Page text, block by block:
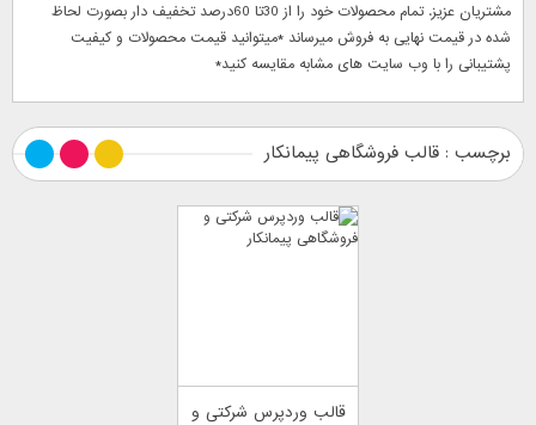
مشتریان عزیز. تمام محصولات خود را از 30تا 60درصد تخفیف دار بصورت لحاظ
شده در قیمت نهایی به فروش میرساند *میتوانید قیمت محصولات و کیفیت
پشتیبانی را با وب سایت های مشابه مقایسه کنید*
برچسب : قالب فروشگاهی پیمانکار
قالب وردپرس شرکتی و